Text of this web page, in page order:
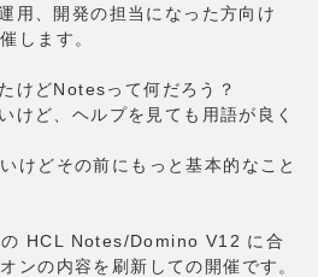
用、開発の担当になった方向け
します。
けどNotesって何だろう？
けど、ヘルプを見ても用語が良く
けどその前にもっと基本的なこと
HCL Notes/Domino V12 に合
ンの内容を刷新しての開催です。